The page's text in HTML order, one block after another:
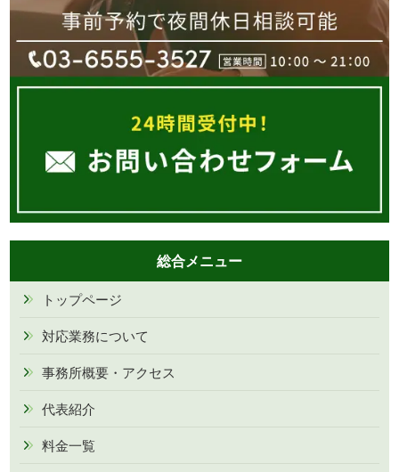
総合メニュー
トップページ
対応業務について
事務所概要・アクセス
代表紹介
料金一覧